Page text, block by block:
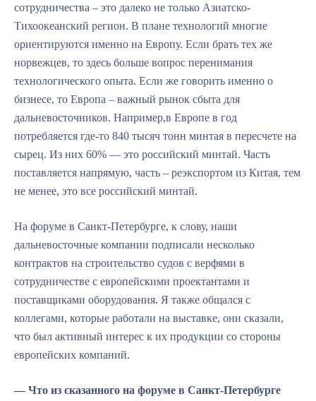
сотрудничества – это далеко не только Азиатско-
Тихоокеанский регион. В плане технологий многие
ориентируются именно на Европу. Если брать тех же
норвежцев, то здесь больше вопрос перенимания
технологического опыта. Если же говорить именно о
бизнесе, то Европа – важный рынок сбыта для
дальневосточников. Например,в Европе в год
потребляется где-то 840 тысяч тонн минтая в пересчете на
сырец. Из них 60% — это российский минтай. Часть
поставляется напрямую, часть – реэкспортом из Китая, тем
не менее, это все российский минтай.
На форуме в Санкт-Петербурге, к слову, наши
дальневосточные компании подписали несколько
контрактов на строительство судов с верфями в
сотрудничестве с европейскими проектантами и
поставщиками оборудования. Я также общался с
коллегами, которые работали на выставке, они сказали,
что был активный интерес к их продукции со стороны
европейских компаний.
— Что из сказанного на форуме в Санкт-Петербурге